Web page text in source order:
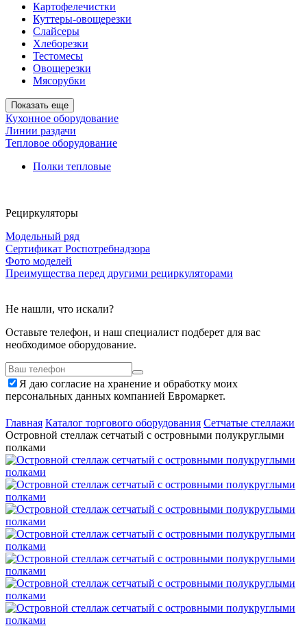
Картофелечистки
Куттеры-овощерезки
Слайсеры
Хлеборезки
Тестомесы
Овощерезки
Мясорубки
Показать еще
Кухонное оборудование
Линии раздачи
Тепловое оборудование
Полки тепловые
Рециркуляторы
Модельный ряд
Сертификат Роспотребнадзора
Фото моделей
Преимущества перед другими рециркуляторами
Не нашли, что искали?
Оставьте телефон, и наш специалист подберет для вас
необходимое оборудование.
Я даю согласие на хранение и обработку моих
персональных данных компанией Евромаркет.
Главная Каталог торгового оборудования Сетчатые стеллажи
Островной стеллаж сетчатый с островными полукруглыми
полками